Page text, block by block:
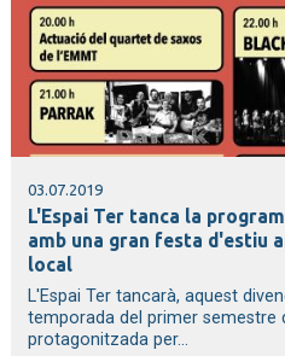
03.07.2019
L'Espai Ter tanca la
amb una gran festa d'estiu
local
L'Espai Ter tancarà, aquest
temporada del primer semestre
protagonitzada per...